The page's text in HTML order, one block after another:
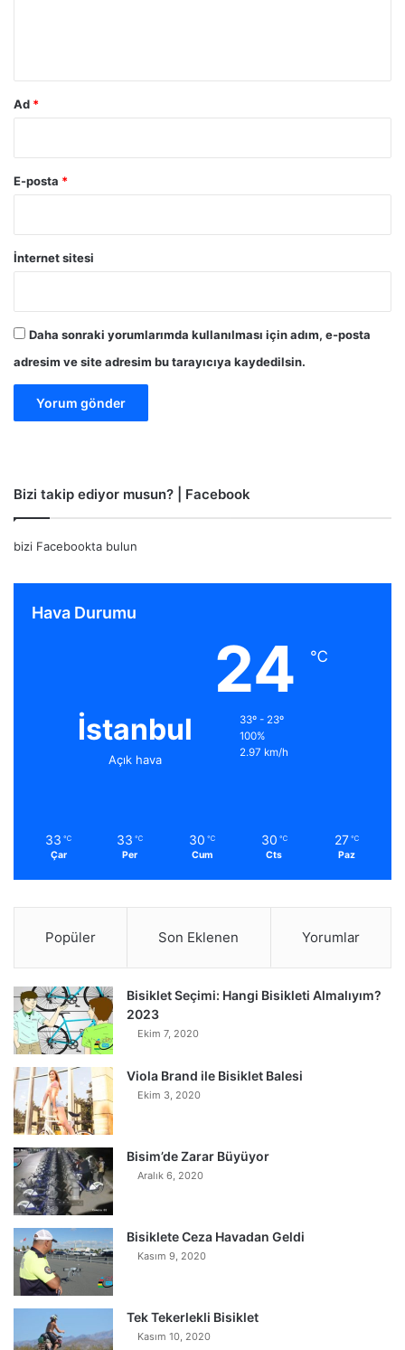
Ad *
E-posta *
İnternet sitesi
Daha sonraki yorumlarımda kullanılması için adım, e-posta
adresim ve site adresim bu tarayıcıya kaydedilsin.
Bizi takip ediyor musun? | Facebook
bizi Facebookta bulun
Hava Durumu
İstanbul
Açık hava
24 ℃
33º - 23º
100%
2.97 km/h
33 ℃
Çar
33 ℃
Per
30 ℃
Cum
30 ℃
Cts
27 ℃
Paz
Popüler Son Eklenen Yorumlar
Bisiklet Seçimi: Hangi Bisikleti Almalıyım?
2023
Ekim 7, 2020
Viola Brand ile Bisiklet Balesi
Ekim 3, 2020
Bisim’de Zarar Büyüyor
Aralık 6, 2020
Bisiklete Ceza Havadan Geldi
Kasım 9, 2020
Tek Tekerlekli Bisiklet
Kasım 10, 2020